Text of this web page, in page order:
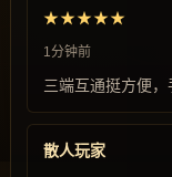
★★★★★
1分钟前
三端互通挺方便，
散人玩家